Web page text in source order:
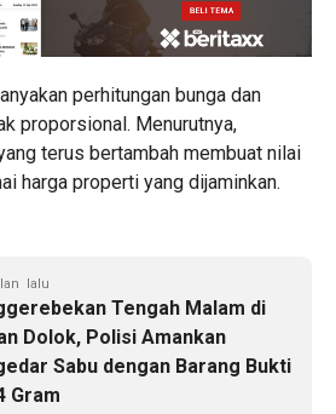
perhitungan bunga dan
proporsional. Menurutnya,
terus bertambah membuat nilai
harga properti yang dijaminkan.
lalu
Tengah Malam di
Dolok, Polisi Amankan
Sabu dengan Barang Bukti
Gram